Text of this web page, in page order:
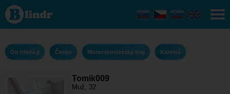
Tomik009 - On
hledá ji
Moravskoslezský
kraj - Karviná
On hledá ji Česko Moravskoslezský kraj Karviná
Tomik009
Muž, 32